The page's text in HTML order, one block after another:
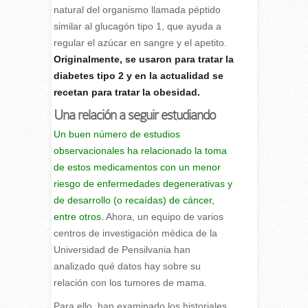
natural del organismo llamada péptido
similar al glucagón tipo 1, que ayuda a
regular el azúcar en sangre y el apetito.
Originalmente, se usaron para tratar la
diabetes tipo 2 y en la actualidad se
recetan para tratar la obesidad.
Una relación a seguir estudiando
Un buen número de estudios
observacionales ha relacionado la toma
de estos medicamentos con un menor
riesgo de enfermedades degenerativas y
de desarrollo (o recaídas) de cáncer,
entre otros. Ahora, un equipo de varios
centros de investigación médica de la
Universidad de Pensilvania han
analizado qué datos hay sobre su
relación con los tumores de mama.